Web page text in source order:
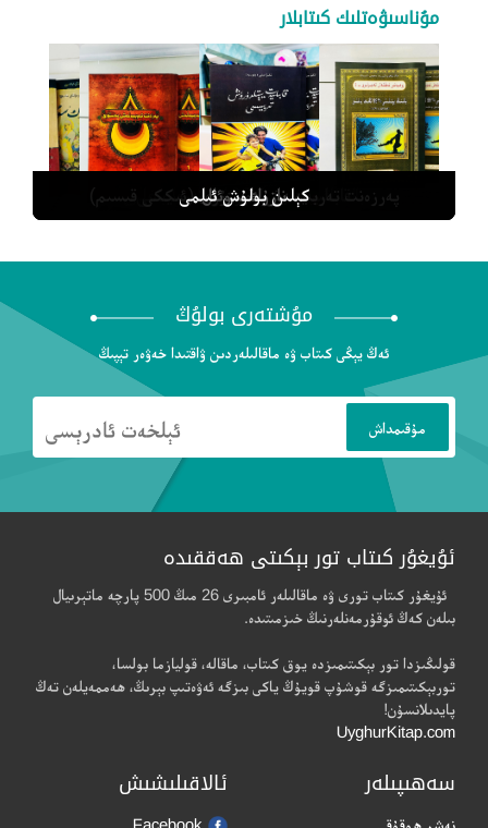
مۇناسىۋەتلىك كىتابلار
بالىنىڭ يېتىلىشى 99% ئانىغا باغلىق
قابىلىيەت يېتىلدۈرۈش تەربىيىسى
پەرزەنت تەربىيەلەش دەستۇرى (ئىككى قىسىم)
نازۇك سوئال
كېلىن بولۇش ئىلمى
مۇشتەرى بولۇڭ
ئەڭ يېڭى كىتاب ۋە ماقالىلەردىن ۋاقتىدا خەۋەر تېپىڭ
ئۇيغۇر كىتاب تور بېكىتى ھەققىدە
ئۇيغۇر كىتاب تورى ۋە ماقالىلەر ئامبىرى 26 مىڭ 500 پارچە ماتېرىيال
بىلەن كەڭ ئوقۇرمەنلەرنىڭ خىزمىتىدە.
قولىڭىزدا تور بېكىتىمىزدە يوق كىتاب، ماقالە، قوليازما بولسا،
توربېكىتىمىزگە قوشۇپ قويۇڭ ياكى بىزگە ئەۋەتىپ بېرىڭ، ھەممەيلەن تەڭ
پايدىلانسۇن!
UyghurKitap.com
سەھىپىلەر
نەشر ھوقۇقى
ئالاقىلىشىش
Facebook